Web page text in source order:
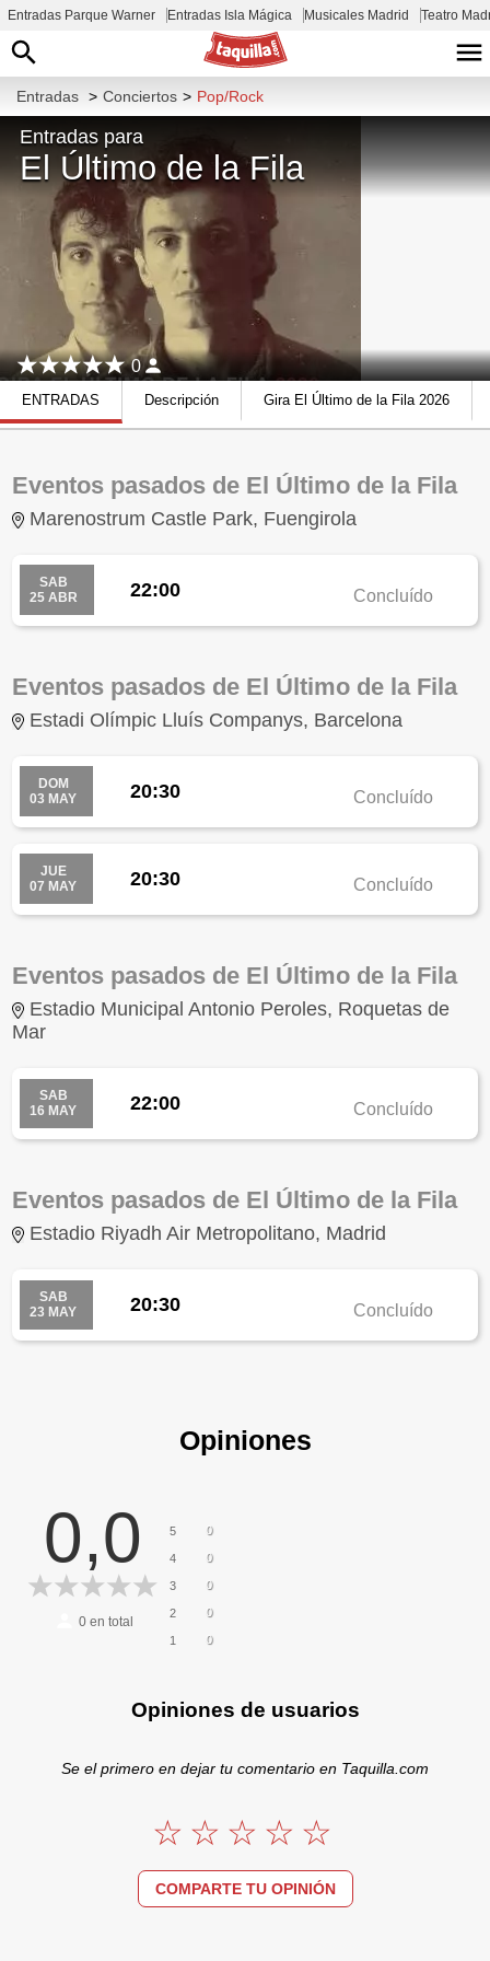
Entradas Parque Warner Entradas Isla Mágica Musicales Madrid Teatro
Entradas > Conciertos > Pop/Rock
Entradas para
El Último de la Fila
0
ENTRADAS Descripción Gira El Último de la Fila 2026
Eventos pasados de El Último de la Fila
Marenostrum Castle Park, Fuengirola
SAB
25 ABR
22:00 Concluído
Eventos pasados de El Último de la Fila
Estadi Olímpic Lluís Companys, Barcelona
DOM
03 MAY
20:30 Concluído
JUE
07 MAY
20:30 Concluído
Eventos pasados de El Último de la Fila
Estadio Municipal Antonio Peroles, Roquetas de
Mar
SAB
16 MAY
22:00 Concluído
Eventos pasados de El Último de la Fila
Estadio Riyadh Air Metropolitano, Madrid
SAB
23 MAY
20:30 Concluído
Opiniones
0,0
0en total
5 0
4 0
3 0
2 0
1 0
Opiniones de usuarios
Se el primero en dejar tu comentario en Taquilla.com
COMPARTE TU OPINIÓN